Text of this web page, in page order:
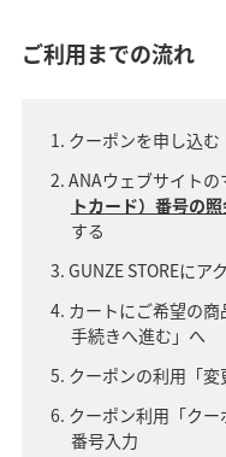
ご利用までの流れ
クーポンを申し込む
ANAウェブサイトの
トカード）番号の
する
GUNZE STOREにア
カートにご希望の
手続きへ進む」へ
クーポンの利用「
クーポン利用「ク
番号入力